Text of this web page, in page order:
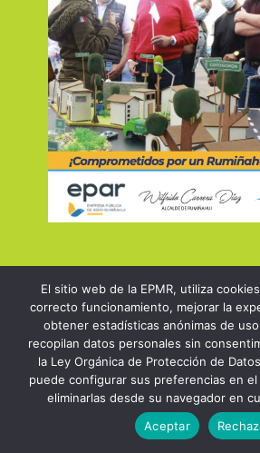
NOVIEMBRE
Ver más…
El sitio web de la EPMR, utiliza
correcto funcionamiento, mejorar la
obtener estadísticas anónimas de
recopilan datos personales sin
la Ley Orgánica de Protección de
puede configurar sus preferencias en
eliminarlas desde su navegador en
Aceptar